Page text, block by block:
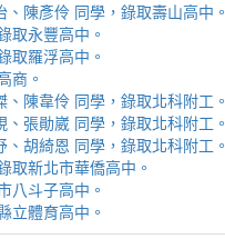
陳彥伶 同學，錄取壽山高中。
取永豐高中。
取羅浮高中。
商。
陳韋伶 同學，錄取北科附工。
張勛崴 同學，錄取北科附工。
胡綺恩 同學，錄取北科附工。
取新北市華僑高中。
八斗子高中。
立體育高中。